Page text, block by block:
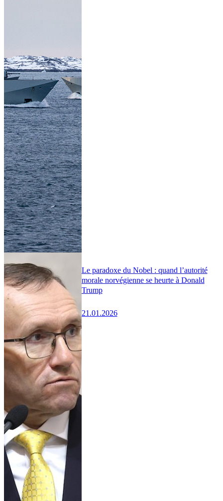
Le paradoxe du Nobel : quand l’autorité
morale norvégienne se heurte à Donald
Trump
21.01.2026